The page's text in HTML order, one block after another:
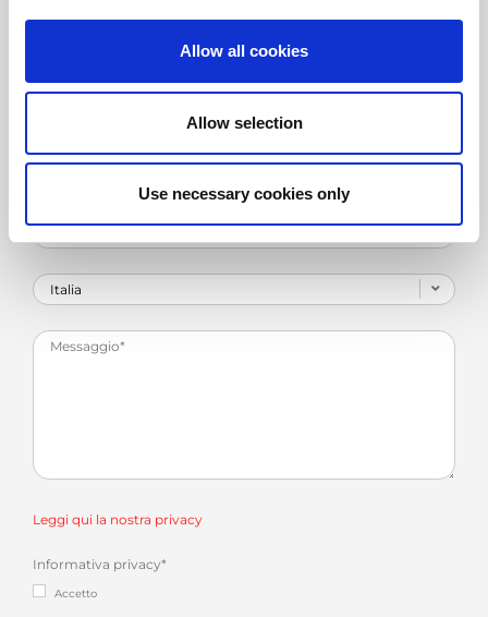
Allow all cookies
Allow selection
Use necessary cookies only
Leggi qui la nostra privacy
Informativa privacy*
Accetto